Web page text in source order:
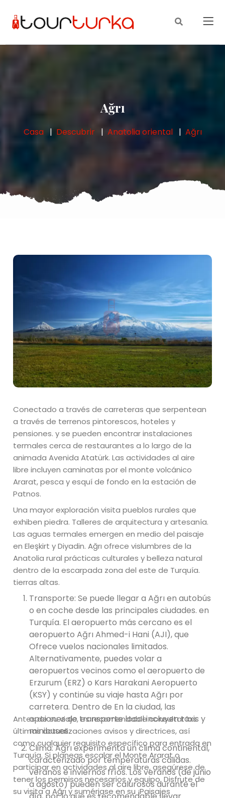
Ağrı
Casa Descubrir Anatolia oriental Ağrı
Conectado a través de carreteras que serpentean
a través de terrenos pintorescos, hoteles y
pensiones. y se pueden encontrar instalaciones
termales cerca de restaurantes a lo largo de la
animada Avenida Atatürk. Las actividades al aire
libre incluyen caminatas por el monte volcánico
Ararat, pesca y esquí de fondo en la estación de
Patnos.
Una mayor exploración visita pueblos rurales que
exhiben piedra. Talleres de arquitectura y artesanía.
Las aguas termales emergen en medio del paisaje
en Eleşkirt y Diyadin. Ağrı ofrece vislumbres de la
Anatolia rural prácticas culturales y belleza natural
dentro de la escarpada zona del este de Turquía.
tierras altas.
Transporte: Se puede llegar a Ağrı en autobús
o en coche desde las principales ciudades. en
Turquía. El aeropuerto más cercano es el
aeropuerto Ağrı Ahmed-i Hani (AJI), que
Ofrece vuelos nacionales limitados.
Alternativamente, puedes volar a
aeropuertos vecinos como el aeropuerto de
Erzurum (ERZ) o Kars Harakani Aeropuerto
(KSY) y continúe su viaje hasta Ağrı por
carretera. Dentro de En la ciudad, las
opciones de transporte local incluyen taxis y
minibuses.
Clima: Ağrı experimenta un clima continental,
caracterizado por temperaturas cálidas.
veranos e inviernos fríos. Los veranos (de junio
a agosto) pueden ser calurosos durante el
Antes de su viaje, es recomendable consultar las
últimas actualizaciones avisos y directrices, así
como cualquier requisito específico para entrada en
Turquía. Si planeas escalar el Monte Ararat o
participar en actividades al aire libre, asegúrese de
tener los permisos necesarios y equipo. Disfrute de
su visita a Ağrı y sumérjase en su ¡Paisajes